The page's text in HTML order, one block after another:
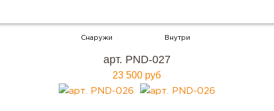
арт. PND-027
23 500 руб
Москве
с гарантией качества и по привлекательной